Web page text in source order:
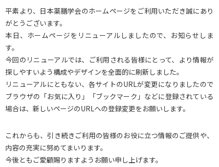
平素より、日本薬膳学会のホームページをご利用いただき誠にあり
がとうございます。
本日、ホームページをリニューアルしましたので、お知らせしま
す。
今回のリニューアルでは、ご利用される皆様にとって、より情報が
探しやすいよう構成やデザインを全面的に刷新しました。
リニューアルにともない、各サイトのURLが変更になりましたので
ブラウザの「お気に入り」「ブックマーク」などに登録されている
場合は、新しいページのURLへの登録変更をお願いします。
これからも、引き続きご利用の皆様のお役に立つ情報のご提供や、
内容の充実に努めてまいります。
今後ともご愛顧賜りますようお願い申し上げます。